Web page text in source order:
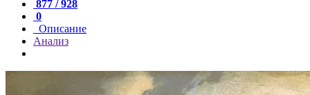
877 / 928
0
Описание
Анализ